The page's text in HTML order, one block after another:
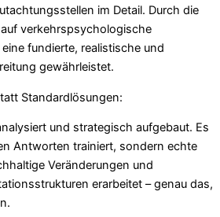
im Detail. Durch die
verkehrspsychologische
fundierte, realistische und
gewährleistet.
Standardlösungen:
und strategisch aufgebaut. Es
Antworten trainiert, sondern echte
Veränderungen und
erarbeitet – genau das,